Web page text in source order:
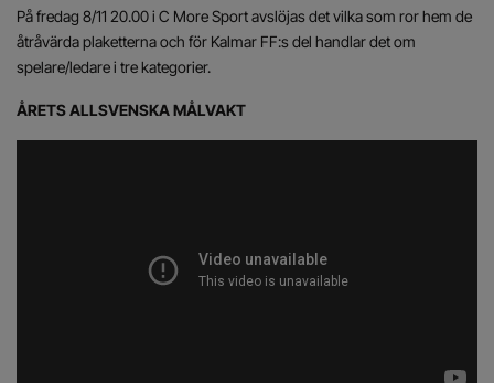
På fredag 8/11 20.00 i C More Sport avslöjas det vilka som ror hem de
åtråvärda plaketterna och för Kalmar FF:s del handlar det om
spelare/ledare i tre kategorier.
ÅRETS ALLSVENSKA MÅLVAKT